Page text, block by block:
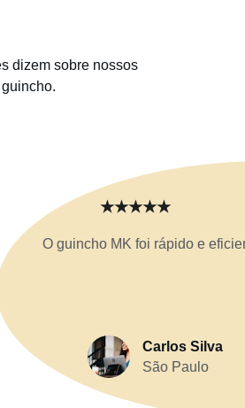
dizem sobre nossos
O guincho MK foi rápido e
Carlos Silva
São Paulo
★★★★★